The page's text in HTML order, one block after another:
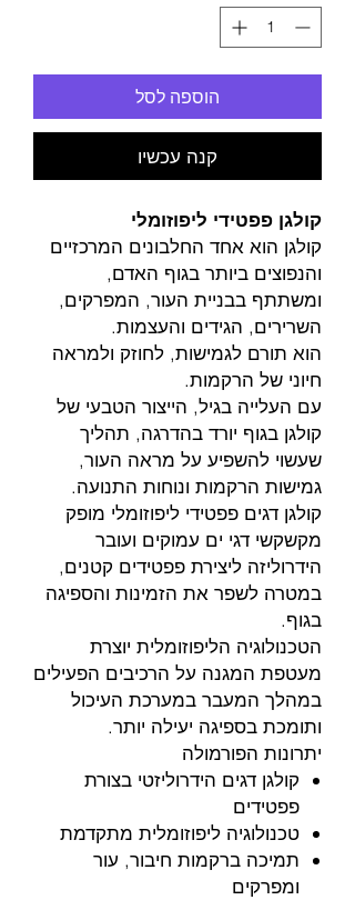
הוספה לסל
קנה עכשיו
קולגן פפטידי ליפוזומלי
קולגן הוא אחד החלבונים המרכזיים
והנפוצים ביותר בגוף האדם,
ומשתתף בבניית העור, המפרקים,
השרירים, הגידים והעצמות.
הוא תורם לגמישות, לחוזק ולמראה
חיוני של הרקמות.
עם העלייה בגיל, הייצור הטבעי של
קולגן בגוף יורד בהדרגה, תהליך
שעשוי להשפיע על מראה העור,
גמישות הרקמות ונוחות התנועה.
קולגן דגים פפטידי ליפוזומלי מופק
מקשקשי דגי ים עמוקים ועובר
הידרוליזה ליצירת פפטידים קטנים,
במטרה לשפר את הזמינות והספיגה
בגוף.
הטכנולוגיה הליפוזומלית יוצרת
מעטפת המגנה על הרכיבים הפעילים
במהלך המעבר במערכת העיכול
ותומכת בספיגה יעילה יותר.
יתרונות הפורמולה
קולגן דגים הידרוליזטי בצורת
פפטידים
טכנולוגיה ליפוזומלית מתקדמת
תמיכה ברקמות חיבור, עור
ומפרקים